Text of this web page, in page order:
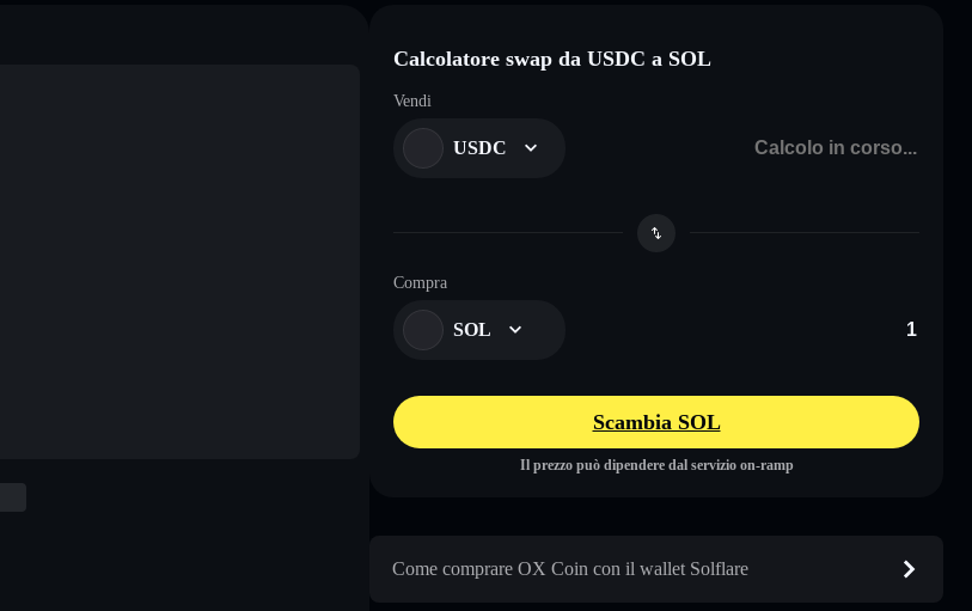
Calcolatore swap da USDC a SOL
Vendi
USDC
Compra
SOL
Scambia SOL
Il prezzo può dipendere dal servizio on-ramp
Come comprare OX Coin con il wallet Solflare